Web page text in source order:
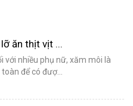
ăn thịt vịt ...
với nhiều phụ nữ, xăm môi là
để có đượ...